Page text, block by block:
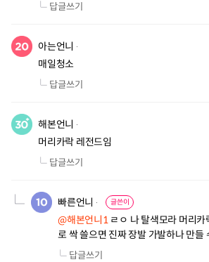
답글쓰기
아는언니
매일청소
답글쓰기
해본언니
머리카락 레전드임
답글쓰기
빠른언니 글쓴이
@해본언니1 ㄹㅇ 나 탈색모라 머리카
로 싹 쓸으면 진짜 장발 가발하나 만들
답글쓰기